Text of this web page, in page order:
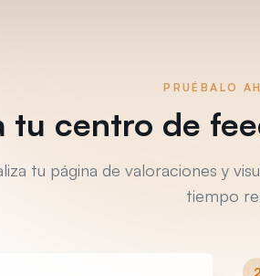
PRUÉBALO
tu centro de
tu página de valoraciones y
tiempo
2